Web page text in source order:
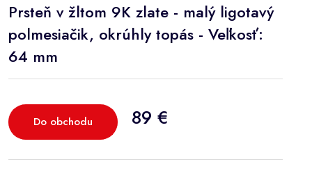
Prsteň v žltom 9K zlate - malý ligotavý
polmesiačik, okrúhly topás - Veľkosť:
64 mm
Do obchodu 89 €